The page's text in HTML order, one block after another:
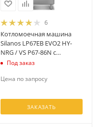
6
Котломоечная машина
Silanos LP67EB EVO2 HY-
NRG / VS P67-86N с
дозаторами
Под заказ
Цена по запросу
ЗАКАЗАТЬ